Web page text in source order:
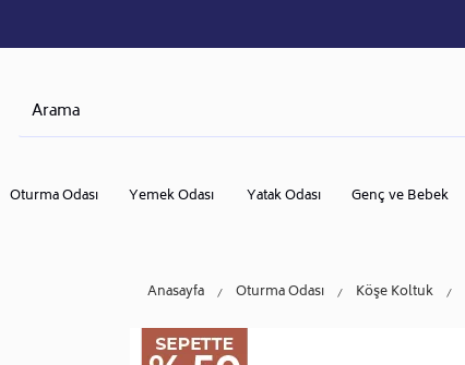
Oturma Odası Yemek Odası Yatak Odası Genç ve Bebek
Anasayfa Oturma Odası Köşe Koltuk